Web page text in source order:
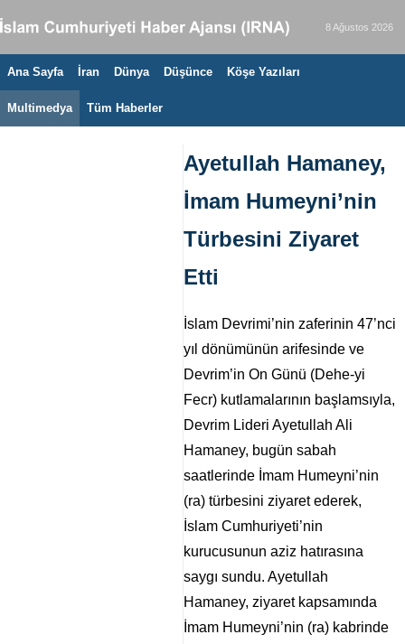
8 Ağustos 2026
Ana Sayfa İran Dünya Düşünce Köşe Yazıları
Multimedya Tüm Haberler
Ayetullah Hamaney,
İmam Humeyni’nin
Türbesini Ziyaret
Etti
İslam Devrimi’nin zaferinin 47’nci
yıl dönümünün arifesinde ve
Devrim’in On Günü (Dehe-yi
Fecr) kutlamalarının başlamsıyla,
Devrim Lideri Ayetullah Ali
Hamaney, bugün sabah
saatlerinde İmam Humeyni’nin
(ra) türbesini ziyaret ederek,
İslam Cumhuriyeti’nin
kurucusunun aziz hatırasına
saygı sundu. Ayetullah
Hamaney, ziyaret kapsamında
İmam Humeyni’nin (ra) kabrinde